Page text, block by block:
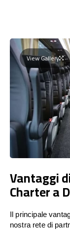
View Gallery
Vantaggi
Charter a
Il principale
nostra rete di